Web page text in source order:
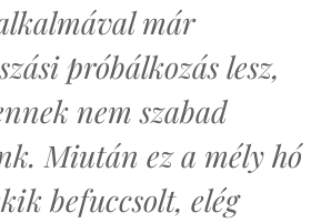
már
próbálkozás lesz,
nem szabad
Miután ez a mély hó
befuccsolt, elég